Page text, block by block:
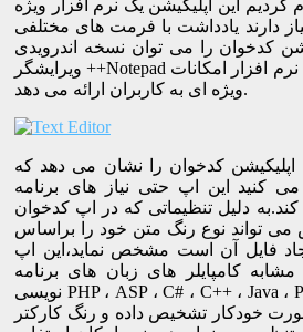
کردیم این اپلیکیشن یک نرم افزار ویژه
دارند یادداشت با فرمت های مختلفی
کدخوان را می توان نسخه اندرویدی
ویرایشگر ++Notepad دانست،چرا که همانند این نرم افزار امکانات
ویژه ای به کاربران ارائه می دهد.
اپلیکیشن کدخوان را نشان می دهد که
کنید این اپ حتی نیاز های برنامه
دلیل تنظیماتی که در اپ کدخوان
تواند نوع رنگ متن خود را براساس
فایل آن است مشخص نماید،این اپ
کامپایلر های زبان های برنامه
نویسی PHP ، ASP ، C# ، C++ ، Java ، Python ، VB و… را بعد از
خودکار تشخیص داده و رنگ کارکتر